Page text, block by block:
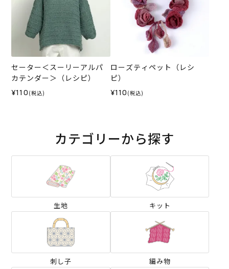
セーター＜スーリーアルパ
カテンダー＞（レシピ）
¥110 (税込)
ローズティペット（レシ
ピ）
¥110 (税込)
カテゴリーから探す
生地 キット
刺し子 編み物